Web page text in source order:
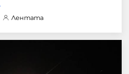
Лентата